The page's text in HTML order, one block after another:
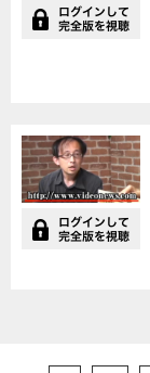
iPS細胞と放射能問題の
社会学的考察